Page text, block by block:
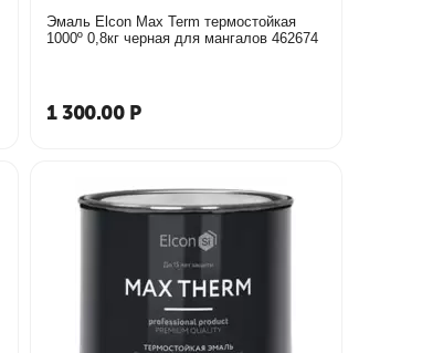
Эмаль Elcon Max Term термостойкая
1000º 0,8кг черная для мангалов 462674
1 300.00 Р